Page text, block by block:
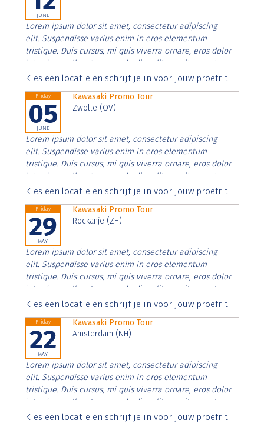
JUNE
Lorem ipsum dolor sit amet, consectetur adipiscing
elit. Suspendisse varius enim in eros elementum
tristique. Duis cursus, mi quis viverra ornare, eros dolor
interdum nulla, ut commodo diam libero vitae erat.
Aenean faucibus nibh et justo cursus id rutrum lorem
Kies een locatie en schrijf je in voor jouw proefrit
Friday
05
JUNE
Kawasaki Promo Tour
Zwolle (OV)
Lorem ipsum dolor sit amet, consectetur adipiscing
elit. Suspendisse varius enim in eros elementum
tristique. Duis cursus, mi quis viverra ornare, eros dolor
interdum nulla, ut commodo diam libero vitae erat.
Aenean faucibus nibh et justo cursus id rutrum lorem
Kies een locatie en schrijf je in voor jouw proefrit
Friday
29
MAY
Kawasaki Promo Tour
Rockanje (ZH)
Lorem ipsum dolor sit amet, consectetur adipiscing
elit. Suspendisse varius enim in eros elementum
tristique. Duis cursus, mi quis viverra ornare, eros dolor
interdum nulla, ut commodo diam libero vitae erat.
Aenean faucibus nibh et justo cursus id rutrum lorem
Kies een locatie en schrijf je in voor jouw proefrit
Friday
22
MAY
Kawasaki Promo Tour
Amsterdam (NH)
Lorem ipsum dolor sit amet, consectetur adipiscing
elit. Suspendisse varius enim in eros elementum
tristique. Duis cursus, mi quis viverra ornare, eros dolor
interdum nulla, ut commodo diam libero vitae erat.
Aenean faucibus nibh et justo cursus id rutrum lorem
Kies een locatie en schrijf je in voor jouw proefrit